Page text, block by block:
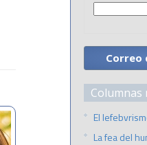
Correo
Columnas
El
La fea del